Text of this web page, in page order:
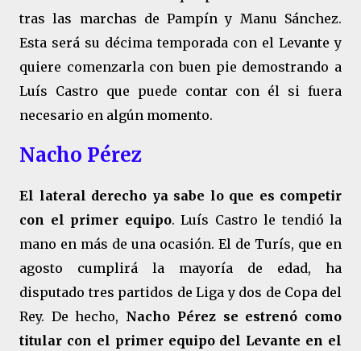
tras las marchas de Pampín y Manu Sánchez.
Esta será su décima temporada con el Levante y
quiere comenzarla con buen pie demostrando a
Luís Castro que puede contar con él si fuera
necesario en algún momento.
Nacho Pérez
El lateral derecho ya sabe lo que es competir
con el primer equipo. Luís Castro le tendió la
mano en más de una ocasión. El de Turís, que en
agosto cumplirá la mayoría de edad, ha
disputado tres partidos de Liga y dos de Copa del
Rey. De hecho, Nacho Pérez se estrenó como
titular con el primer equipo del Levante en el